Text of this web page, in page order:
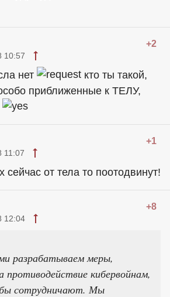
+2
10:57
нет
кто ты такой,
приближенные к ТЕЛУ,
+1
11:07
сейчас от тела то поотодвинут!
+8
12:04
разрабатываем меры,
противодействие кибервойнам,
сотрудничают. Мы